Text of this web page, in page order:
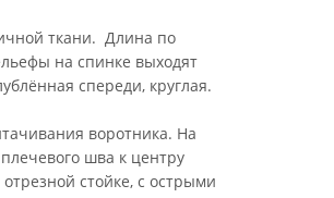
ткани. Длина по
на спинке выходят
спереди, круглая.
воротника. На
шва к центру
стойке, с острыми